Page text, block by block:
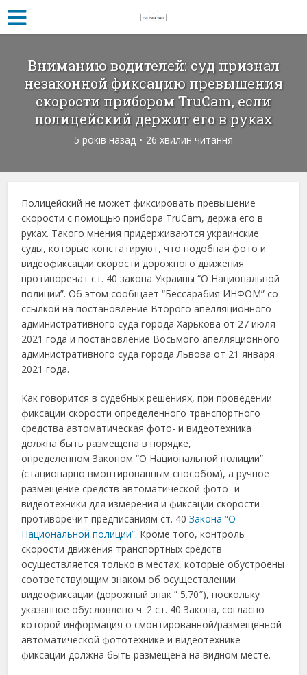
Вниманию водителей: суд признал
незаконной фиксацию превышения
скорости прибором TruCam, если
полицейский держит его в руках
5 років назад 26 хвилин читання
Полицейский не может фиксировать превышение
скорости с помощью прибора TruCam, держа его в
руках. Такого мнения придерживаются украинские
суды, которые констатируют, что подобная фото и
видеофиксации скорости дорожного движения
противоречат ст. 40 закона Украины “О Национальной
полиции”. Об этом сообщает “Бессарабия ИНФОМ” со
ссылкой на постановление Второго апелляционного
административного суда города Харькова от 27 июля
2021 года и постановление Восьмого апелляционного
административного суда города Львова от 21 января
2021 года.
Как говорится в судебных решениях, при проведении
фиксации скорости определенного транспортного
средства автоматическая фото- и видеотехника
должна быть размещена в порядке,
определенном Законом “О Национальной полиции”
(стационарно вмонтированным способом), а ручное
размещение средств автоматической фото- и
видеотехники для измерения и фиксации скорости
противоречит предписаниям ст. 40Закона “О
Национальной полиции”. Кроме того, контроль
скорости движения транспортных средств
осуществляется только в местах, которые обустроены
соответствующим знаком об осуществлении
видеофиксации (дорожный знак ” 5.70″), поскольку
указанное обусловлено ч. 2 ст. 40 Закона, согласно
которой информация о смонтированной/размещенной
автоматической фототехнике и видеотехнике
фиксации должна быть размещена на видном месте.